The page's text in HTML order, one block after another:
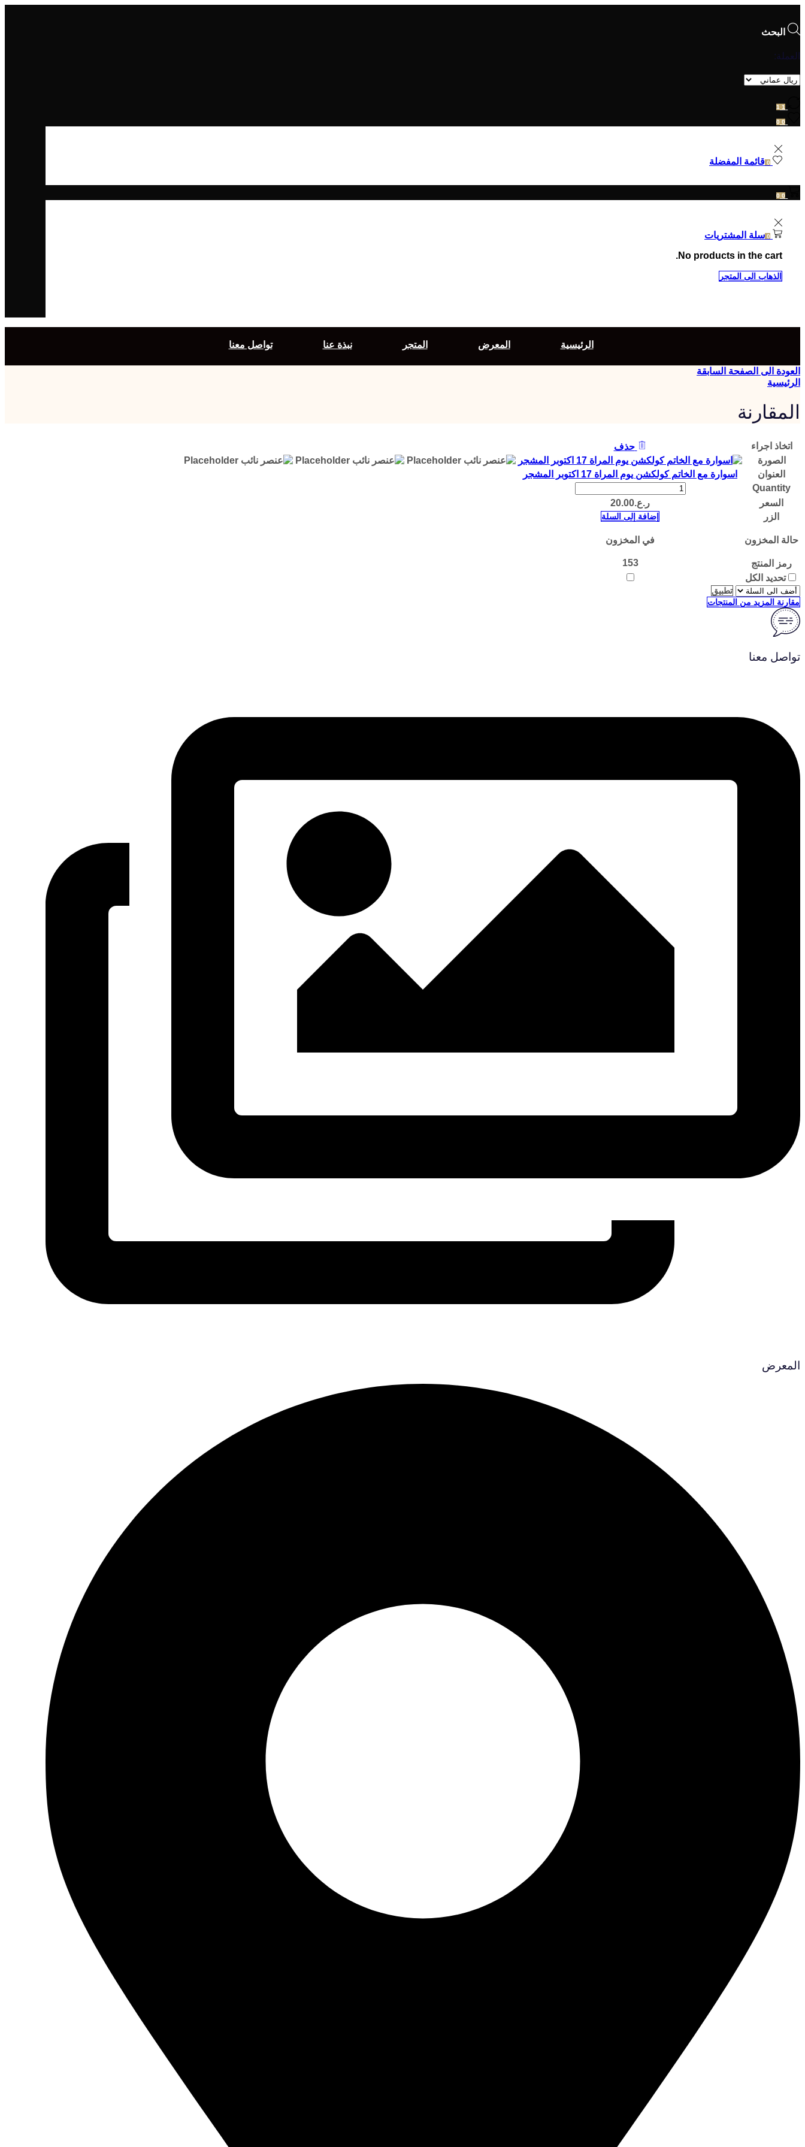
البحث
العملة:
1
1
0
0
0 قائمة المفضلة
0
0
0 سلة المشتريات
No products in the cart.
الذهاب الى المتجر
الرئيسية المعرض المتجر نبذة عنا تواصل معنا
العودة الى الصفحة السابقة
الرئيسية
المقارنة
اتخاذ اجراء
حذف
الصورة
العنوان
اسوارة مع الخاتم كولكشن يوم المراة 17 اكتوبر المشجر
Quantity
كمية
السعر ر.ع.20.00
الزر
إضافة إلى السلة
حالة المخزون في المخزون
رمز المنتج
153
تحديد الكل
تطبيق
مقارنة المزيد من المنتجات
تواصل معنا
المعرض